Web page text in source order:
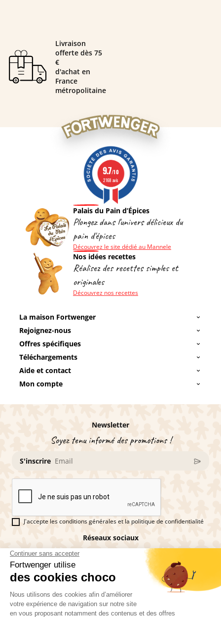
Livraison
offerte dès 75
€
d'achat en
France
métropolitaine
Palais du Pain d’Épices
Plongez dans l'univers délicieux du
pain d'épices
Découvrez le site dédié au Mannele
9.7/10
2168 avis
Nos idées recettes
Réalisez des recettes simples et
originales
Découvrez nos recettes
La maison Fortwenger
Rejoignez-nous
Offres spécifiques
Téléchargements
Aide et contact
Mon compte
Newsletter
Soyez tenu informé des promotions !
S'inscrire
J'accepte les conditions générales et la politique de confidentialité
Réseaux sociaux
Vous êtes fan de pains d'épices ?
Fortwenger ©2026
Conditions générales de ventesMentions légales